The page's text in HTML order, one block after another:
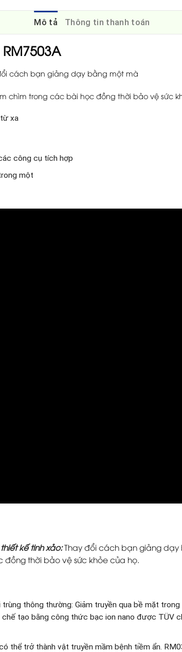
Mô tả Thông tin thanh toán
cách bạn giảng dạy bằng một mà
chìm trong các bài học đồng thời bảo vệ sức
xa
công cụ tích hợp
một
kế tinh xảo:Thay đổi cách bạn giảng dạy
thời bảo vệ sức khỏe của họ.
thông thường: Giảm truyền qua bề mặt
tạo bằng công thức bạc ion nano được TÜV
thể trở thành vật truyền mầm bệnh tiềm ẩn.